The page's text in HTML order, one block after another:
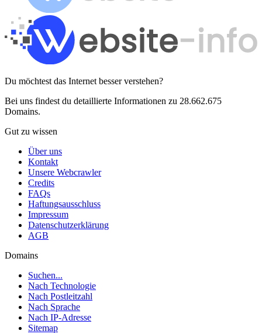
Du möchtest das Internet besser verstehen?
Bei uns findest du detaillierte Informationen zu 28.662.675
Domains.
Gut zu wissen
Über uns
Kontakt
Unsere Webcrawler
Credits
FAQs
Haftungsausschluss
Impressum
Datenschutzerklärung
AGB
Domains
Suchen...
Nach Technologie
Nach Postleitzahl
Nach Sprache
Nach IP-Adresse
Sitemap